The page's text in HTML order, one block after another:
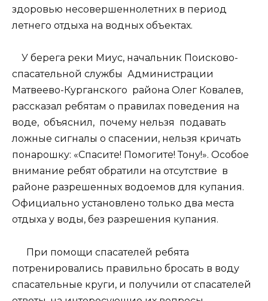
здоровью несовершеннолетних в период
летнего отдыха на водных объектах.
У берега реки Миус, начальник Поисково-
спасательной службы Администрации
Матвеево-Курганского района Олег Ковалев,
рассказал ребятам о правилах поведения на
воде, объяснил, почему нельзя подавать
ложные сигналы о спасении, нельзя кричать
понарошку: «Спасите! Помогите! Тону!». Особое
внимание ребят обратили на отсутствие в
районе разрешенных водоемов для купания.
Официально установлено только два места
отдыха у воды, без разрешения купания.
При помощи спасателей ребята
потренировались правильно бросать в воду
спасательные круги, и получили от спасателей